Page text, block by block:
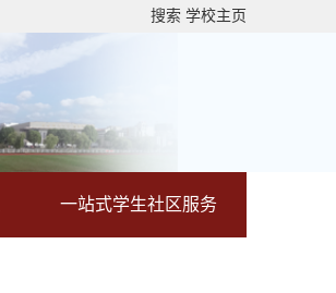
搜索 学校主页
一站式学生社区服务